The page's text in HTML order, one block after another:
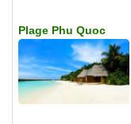
Plage Phu Quoc